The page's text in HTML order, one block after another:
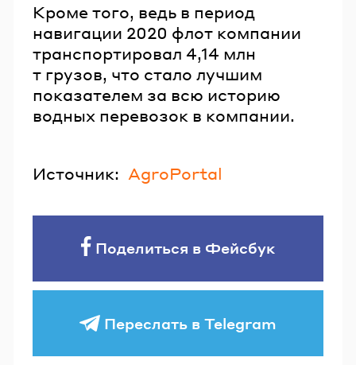
Кроме того, ведь в период
навигации 2020 флот компании
транспортировал 4,14 млн
т грузов, что стало лучшим
показателем за всю историю
водных перевозок в компании.
Источник: AgroPortal
Поделиться в Фейсбук
Переслать в Telegram